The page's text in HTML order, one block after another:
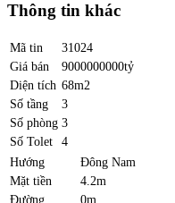
Thông tin khác
Mã tin
31024
Giá bán
9000000000tỷ
Diện tích 68m2
Số tầng
3
Số phòng 3
Số Tolet
4
Hướng
Đông Nam
Mặt tiền
4.2m
Đường
0m